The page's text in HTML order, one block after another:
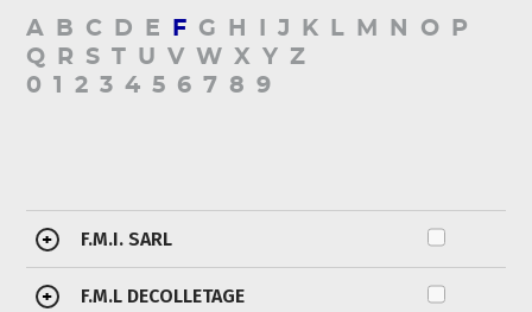
A B C D E F G H J K L M N O
P
Q
R S T U V W X Y Z
0 1 2 3 4 5 6 7 8 9
+ F.M.I. SARL
+ F.M.L DECOLLETAGE